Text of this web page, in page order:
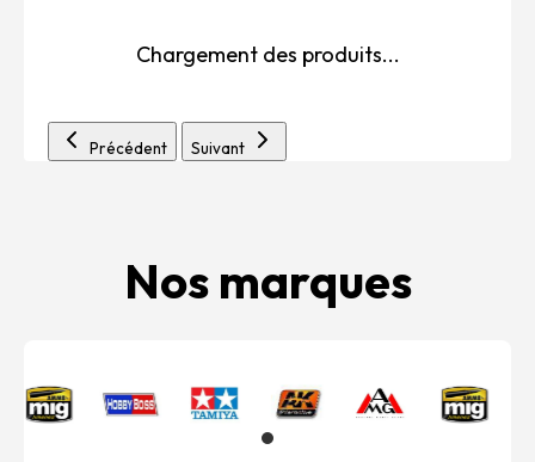
Chargement des produits...
Précédent Suivant
Nos marques